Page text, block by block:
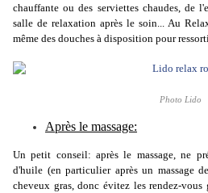
chauffante ou des serviettes chaudes, de
salle de relaxation après le soin... Au
même des douches à disposition pour
Photo Lido
Après le massage:
Un petit conseil: après le massage, ne
d'huile (en particulier après un massage
cheveux gras, donc évitez les rendez-